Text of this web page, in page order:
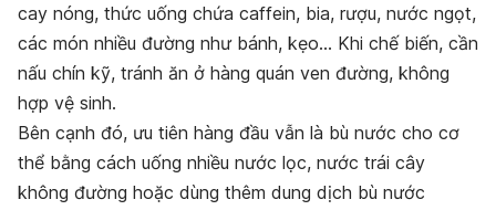
cay nóng, thức uống chứa caffein, bia, rượu, nước ngọt,
các món nhiều đường như bánh, kẹo… Khi chế biến, cần
nấu chín kỹ, tránh ăn ở hàng quán ven đường, không
hợp vệ sinh.
Bên cạnh đó, ưu tiên hàng đầu vẫn là bù nước cho cơ
thể bằng cách uống nhiều nước lọc, nước trái cây
không đường hoặc dùng thêm dung dịch bù nước